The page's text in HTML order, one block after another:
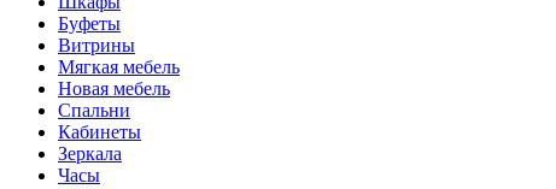
Буфеты
Витрины
Мягкая мебель
Новая мебель
Спальни
Кабинеты
Зеркала
Часы